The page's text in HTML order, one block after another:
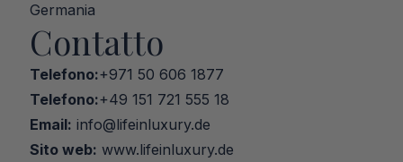
Germania
Contatto
Telefono:+971 50 606 1877
Telefono:+49 151 721 555 18
Email: info@lifeinluxury.de
Sito web: www.lifeinluxury.de